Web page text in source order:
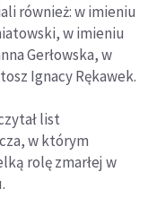
również: w imieniu
w imieniu
Gerłowska, w
Ignacy Rękawek.
list
w którym
rolę zmarłej w